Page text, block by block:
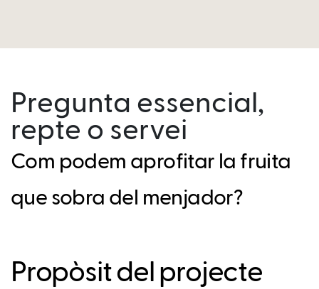
Pregunta essencial,
repte o servei
Com podem aprofitar la fruita
que sobra del menjador?
Propòsit del projecte